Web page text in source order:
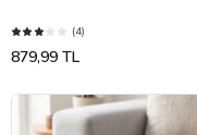
(4)
879,99 TL